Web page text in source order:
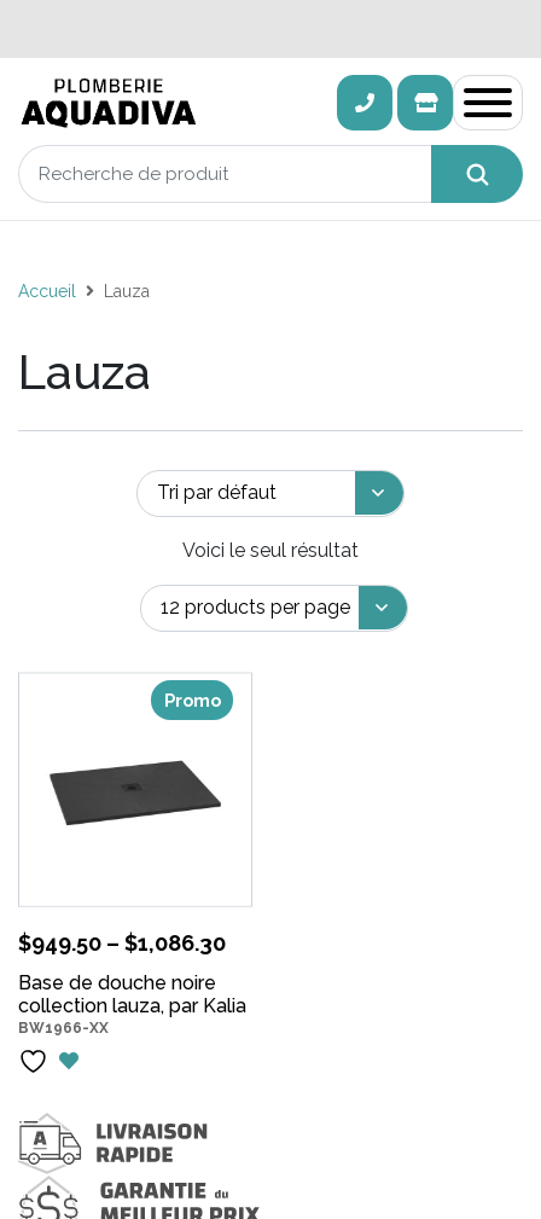
Accueil Lauza
Lauza
Voici le seul résultat
Promo
$949.50 – $1,086.30
Base de douche noire
collection lauza, par Kalia
BW1966-XX